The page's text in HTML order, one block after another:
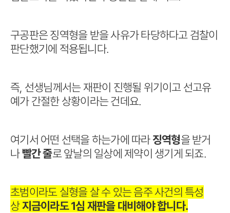
구공판은 징역형을 받을 사유가 타당하다고 검찰이
판단했기에 적용됩니다.
즉, 선생님께서는 재판이 진행될 위기이고 선고유
예가 간절한 상황이라는 건데요.
여기서 어떤 선택을 하는가에 따라징역형을 받거
나빨간 줄로 앞날의 일상에 제약이 생기게 되죠.
초범이라도 실형을 살 수 있는 음주 사건의 특성
상지금이라도 1심 재판을 대비해야 합니다.